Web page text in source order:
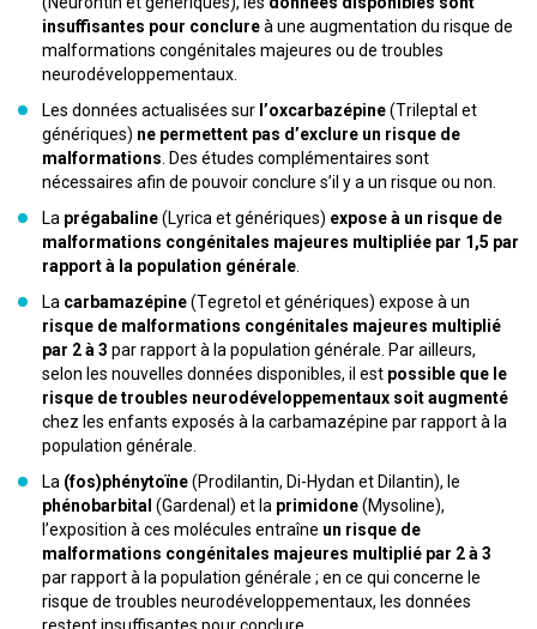
insuffisantes pour conclureà une augmentation du risque de
malformations congénitales majeures ou de troubles
neurodéveloppementaux.
Les données actualisées sur l’oxcarbazépine(Trileptal et
génériques) ne permettent pas d’exclure un risque de
malformations . Des études complémentaires sont
nécessaires afin de pouvoir conclure s’il y a un risque ou non.
La prégabaline(Lyrica et génériques) expose à un risque de
malformations congénitales majeures multipliée par 1,5 par
rapport à la population générale
La carbamazépine(Tegretol et génériques) expose à un
risque de malformations congénitales majeures multiplié
par 2 à 3 par rapport à la population générale. Par ailleurs,
selon les nouvelles données disponibles, il est possible que le
risque de troubles neurodéveloppementaux soit augmenté
chez les enfants exposés à la carbamazépine par rapport à la
population générale.
La (fos)phénytoïne(Prodilantin, Di-Hydan et Dilantin), le
phénobarbital (Gardenal) et la primidone(Mysoline),
l’exposition à ces molécules entraîne un risque de
malformations congénitales majeures multiplié par 2 à 3
par rapport à la population générale ; en ce qui concerne le
risque de troubles neurodéveloppementaux, les données